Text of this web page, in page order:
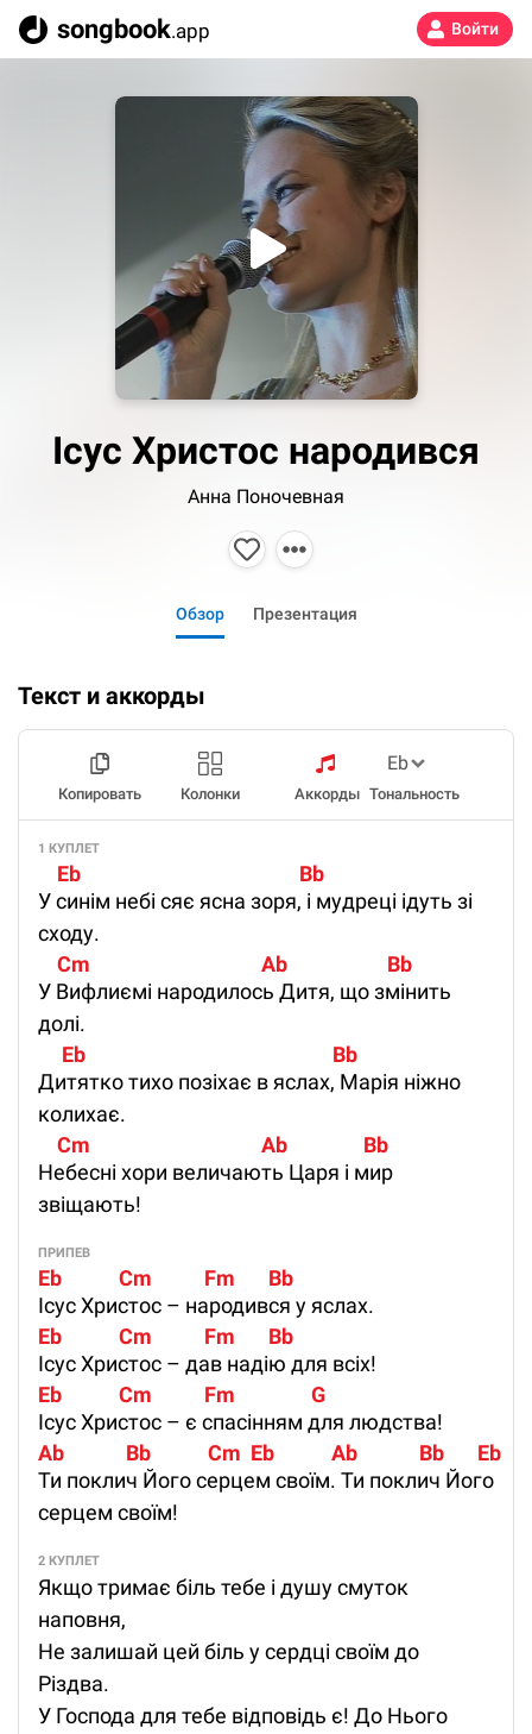
songbook.app Войти
Ісус Христос народився
Анна Поночевная
Обзор Презентация
Текст и аккорды
Копировать Колонки Аккорды Тональность
1 КУПЛЕТ
    Eb                                              Bb
У синім небі сяє ясна зоря, і мудреці ідуть зі
сходу.
    Cm                                    Ab                     Bb
У Вифлиємі народилось Дитя, що змінить
долі.
     Eb                                                    Bb
Дитятко тихо позіхає в яслах, Марія ніжно
колихає.
    Cm                                    Ab                Bb
Небесні хори величають Царя і мир
звіщають!
ПРИПЕВ
Eb            Cm           Fm       Bb
Ісус Христос – народився у яслах.
Eb            Cm           Fm       Bb
Ісус Христос – дав надію для всіх!
Eb            Cm           Fm                G
Ісус Христос – є спасінням для людства!
Ab             Bb            Cm  Eb            Ab             Bb       Eb
Ти поклич Його серцем своїм. Ти поклич Його
серцем своїм!
2 КУПЛЕТ
Якщо тримає біль тебе і душу смуток
наповня,
Не залишай цей біль у сердці своїм до
Різдва.
У Господа для тебе відповідь є! До Нього